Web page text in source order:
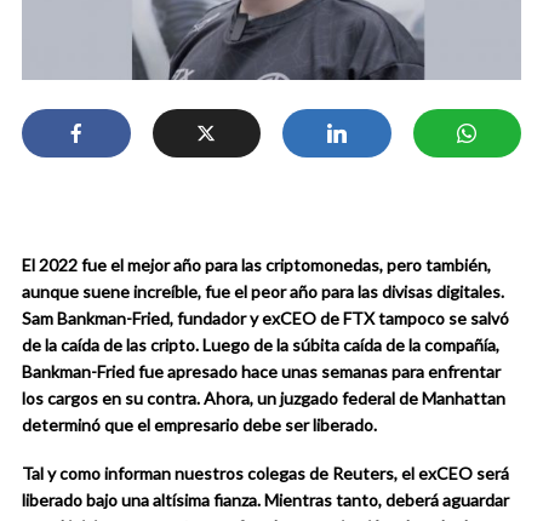
El 2022 fue el mejor año para las criptomonedas, pero también,
aunque suene increíble, fue el peor año para las divisas digitales.
Sam Bankman-Fried, fundador y exCEO de FTX tampoco se salvó
de la caída de las cripto. Luego de la súbita caída de la compañía,
Bankman-Fried fue apresado hace unas semanas para enfrentar
los cargos en su contra. Ahora, un juzgado federal de Manhattan
determinó que el empresario debe ser liberado.
Tal y como informan nuestros colegas de Reuters, el exCEO será
liberado bajo una altísima fianza. Mientras tanto, deberá aguardar